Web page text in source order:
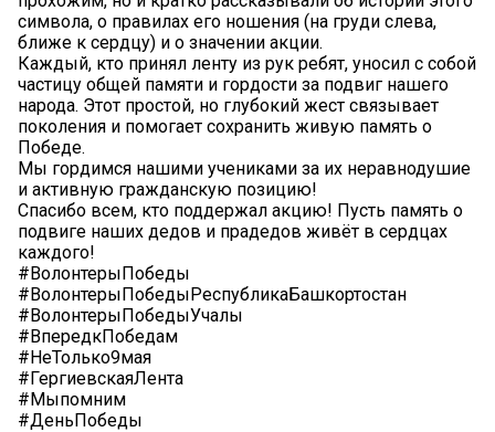
символа, о правилах его ношения (на груди слева,
ближе к сердцу) и о значении акции.
Каждый, кто принял ленту из рук ребят, уносил с собой
частицу общей памяти и гордости за подвиг нашего
народа. Этот простой, но глубокий жест связывает
поколения и помогает сохранить живую память о
Победе.
Мы гордимся нашими учениками за их неравнодушие
и активную гражданскую позицию!
Спасибо всем, кто поддержал акцию! Пусть память о
подвиге наших дедов и прадедов живёт в сердцах
каждого!
#ВолонтерыПобеды
#ВолонтерыПобедыРеспубликаБашкортостан
#ВолонтерыПобедыУчалы
#ВпередкПобедам
#НеТолько9мая
#ГергиевскаяЛента
#Мыпомним
#ДеньПобеды